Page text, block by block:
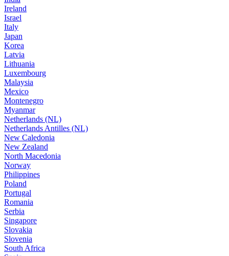
Ireland
Israel
Italy
Japan
Korea
Latvia
Lithuania
Luxembourg
Malaysia
Mexico
Montenegro
Myanmar
Netherlands (NL)
Netherlands Antilles (NL)
New Caledonia
New Zealand
North Macedonia
Norway
Philippines
Poland
Portugal
Romania
Serbia
Singapore
Slovakia
Slovenia
South Africa